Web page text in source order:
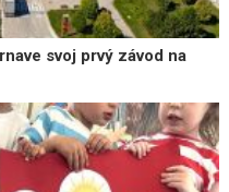
svoj prvý závod na